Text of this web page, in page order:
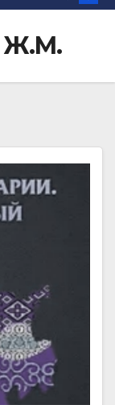
Ж.М.